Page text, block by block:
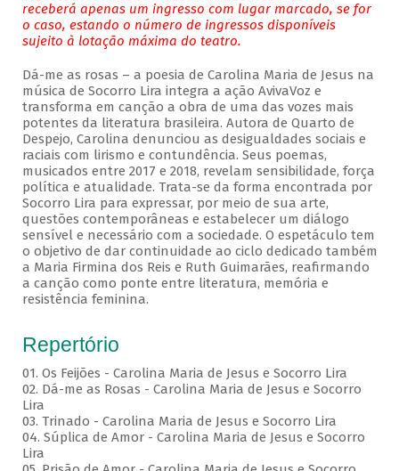
receberá apenas um ingresso com lugar marcado, se for
o caso, estando o número de ingressos disponíveis
sujeito à lotação máxima do teatro.
Dá-me as rosas – a poesia de Carolina Maria de Jesus na
música de Socorro Lira integra a ação AvivaVoz e
transforma em canção a obra de uma das vozes mais
potentes da literatura brasileira. Autora de Quarto de
Despejo, Carolina denunciou as desigualdades sociais e
raciais com lirismo e contundência. Seus poemas,
musicados entre 2017 e 2018, revelam sensibilidade, força
política e atualidade. Trata-se da forma encontrada por
Socorro Lira para expressar, por meio de sua arte,
questões contemporâneas e estabelecer um diálogo
sensível e necessário com a sociedade. O espetáculo tem
o objetivo de dar continuidade ao ciclo dedicado também
a Maria Firmina dos Reis e Ruth Guimarães, reafirmando
a canção como ponte entre literatura, memória e
resistência feminina.
Repertório
01. Os Feijões - Carolina Maria de Jesus e Socorro Lira
02. Dá-me as Rosas - Carolina Maria de Jesus e Socorro
Lira
03. Trinado - Carolina Maria de Jesus e Socorro Lira
04. Súplica de Amor - Carolina Maria de Jesus e Socorro
Lira